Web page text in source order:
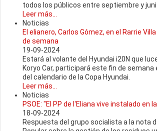
todos los públicos entre septiembre y
Leer más...
Noticias
El elianero, Carlos Gómez, en el Rarrie
de semana
19-09-2024
Estará al volante del Hyundai i20N que
Koryo Car, participará este fin de semana
del calendario de la Copa Hyundai.
Leer más...
Noticias
PSOE: "El PP de l'Eliana vive instalado en
18-09-2024
Respuesta del grupo socialista a la nota